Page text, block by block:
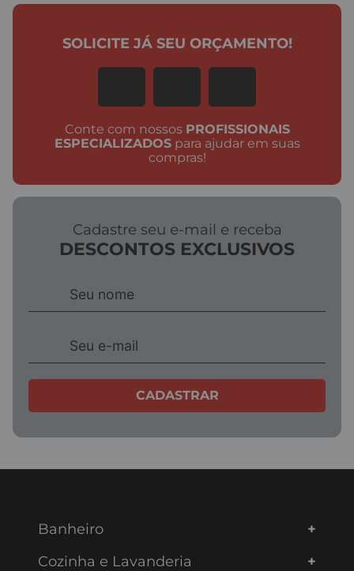
Conte com nossos PROFISSIONAIS
ESPECIALIZADOSpara ajudar em suas
compras!
SOLICITE JÁ SEU ORÇAMENTO!
Cadastre seu e-mail e receba
DESCONTOS EXCLUSIVOS
CADASTRAR
Banheiro
Cozinha e Lavanderia